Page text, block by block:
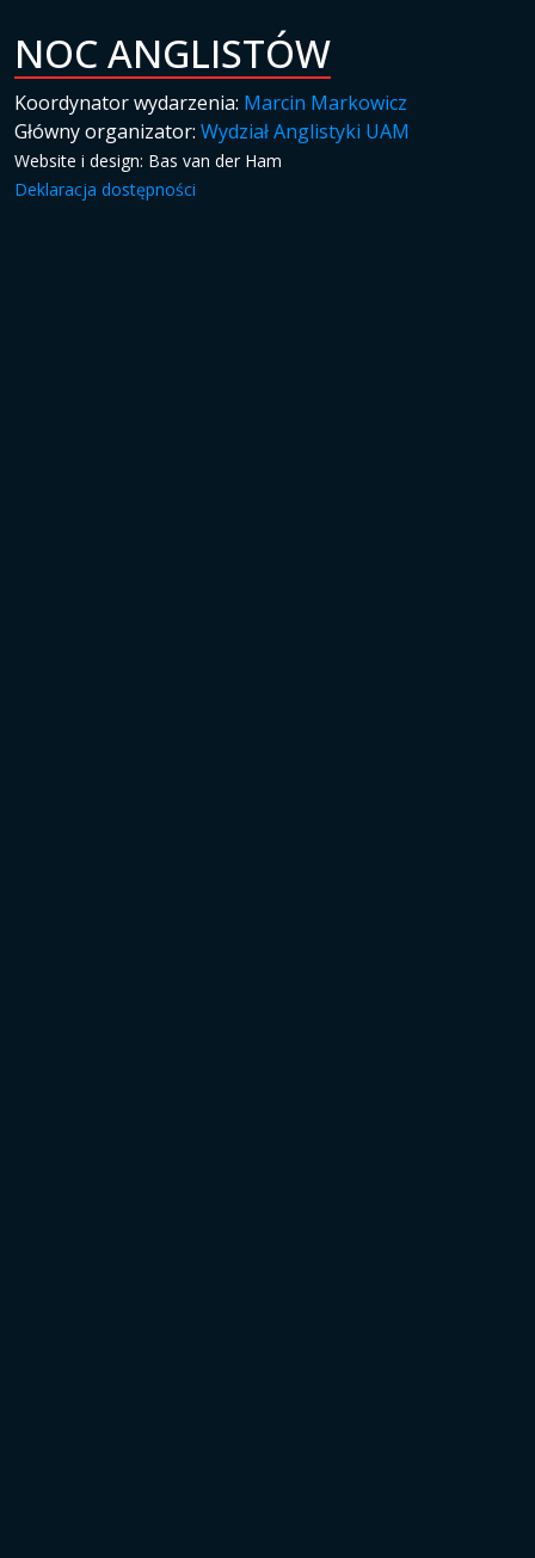
NOC ANGLISTÓW
Koordynator wydarzenia: Marcin Markowicz
Główny organizator: Wydział Anglistyki UAM
Website i design: Bas van der Ham
Deklaracja dostępności